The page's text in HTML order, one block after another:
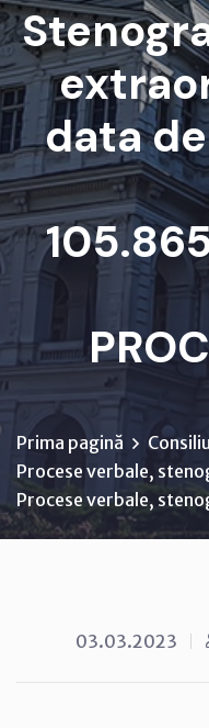
data
Prima pagină
Procese verbale,
Procese verbale,
03.03.2023